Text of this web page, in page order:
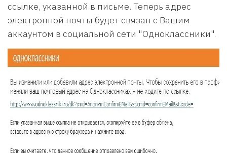
ссылке, указанной в письме. Теперь адрес
электронной почты будет связан с Вашим
аккаунтом в социальной сети "Одноклассники".